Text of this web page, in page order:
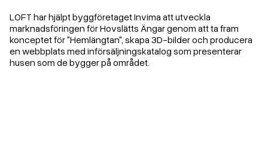
LOFT har hjälpt byggföretaget Invima att utveckla
marknadsföringen för Hovslätts Ängar genom att ta fram
konceptet för "Hemlängtan", skapa 3D-bilder och producera
en webbplats med införsäljningskatalog som presenterar
husen som de bygger på området.